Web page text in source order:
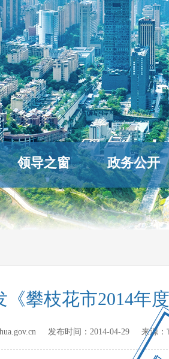
领导之窗 政务公开
《攀枝花市2014年
发布时间： 2014-04-29 来源：